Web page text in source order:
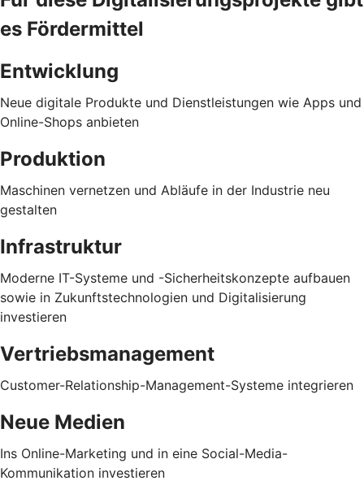
es Fördermittel
Entwicklung
Neue digitale Produkte und Dienstleistungen wie Apps und
Online-Shops anbieten
Produktion
Maschinen vernetzen und Abläufe in der Industrie neu
gestalten
Infrastruktur
Moderne IT-Systeme und -Sicherheitskonzepte aufbauen
sowie in Zukunftstechnologien und Digitalisierung
investieren
Vertriebsmanagement
Customer-Relationship-Management-Systeme integrieren
Neue Medien
Ins Online-Marketing und in eine Social-Media-
Kommunikation investieren